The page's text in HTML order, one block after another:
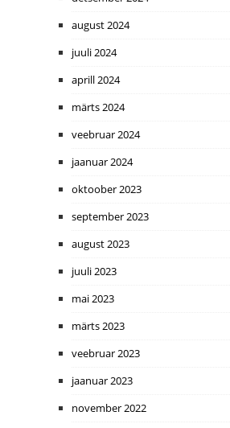
august 2024
juuli 2024
aprill 2024
märts 2024
veebruar 2024
jaanuar 2024
oktoober 2023
september 2023
august 2023
juuli 2023
mai 2023
märts 2023
veebruar 2023
jaanuar 2023
november 2022